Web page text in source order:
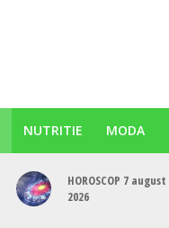
NUTRITIE MODA
HOROSCOP 7 august
2026